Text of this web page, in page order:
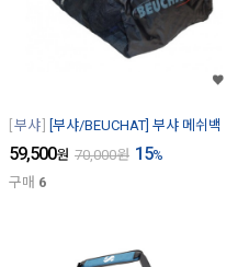
부샤 [부샤/BEUCHAT] 부샤 메쉬백
59,500원 70,000원 15%
구매 6